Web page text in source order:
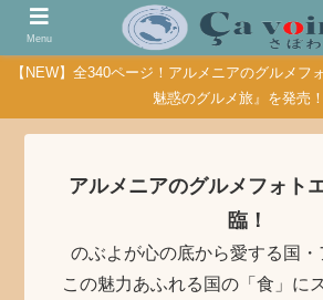
【NEW】全340ページ！アルメニアのグルメフ
魅惑のグルメ旅』を発売
アルメニアのグルメフォト
臨！
のぶよが心の底から愛する国・
この魅力あふれる国の「食」に
Menu